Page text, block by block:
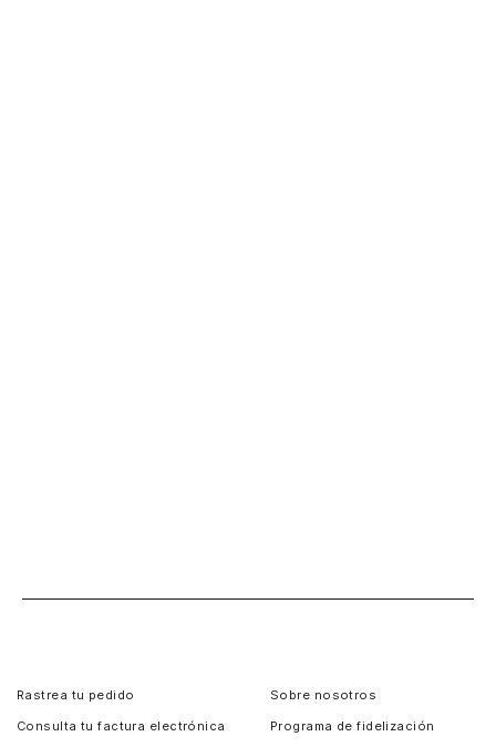
Rastrea tu pedido
Consulta tu factura electrónica
Sobre nosotros
Programa de fidelización